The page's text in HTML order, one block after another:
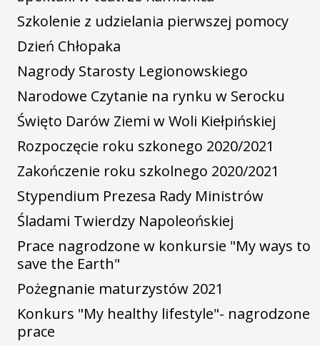
Szkolenie z udzielania pierwszej pomocy
Dzień Chłopaka
Nagrody Starosty Legionowskiego
Narodowe Czytanie na rynku w Serocku
Święto Darów Ziemi w Woli Kiełpińskiej
Rozpoczęcie roku szkonego 2020/2021
Zakończenie roku szkolnego 2020/2021
Stypendium Prezesa Rady Ministrów
Śladami Twierdzy Napoleońskiej
Prace nagrodzone w konkursie "My ways to
save the Earth"
Pożegnanie maturzystów 2021
Konkurs "My healthy lifestyle"- nagrodzone
prace